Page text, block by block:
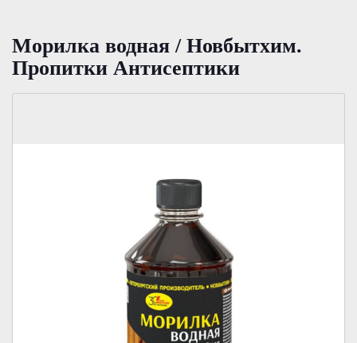
Морилка водная / Новбытхим.
Пропитки Антисептики